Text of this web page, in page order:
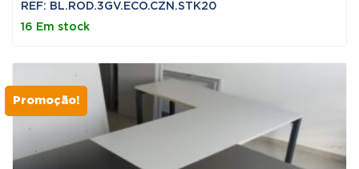
REF: BL.ROD.3GV.ECO.CZN.STK20
16 Em stock
Promoção!